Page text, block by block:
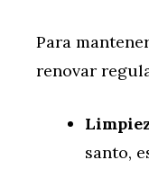
Para
renovar
santo,